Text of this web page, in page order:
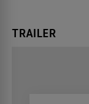
TRAILER